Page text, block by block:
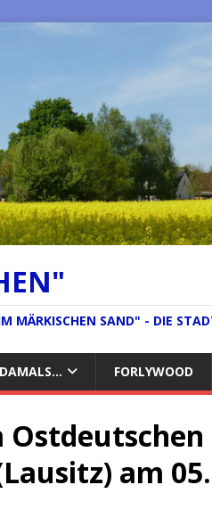
MÄRKISCHEN SAND" - DIE
DAMALS… FORLYWOOD
am